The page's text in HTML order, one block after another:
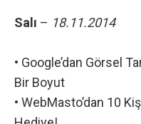
Salı – 18.11.2014
• Google’dan Görsel
Bir Boyut
• WebMasto’dan 10